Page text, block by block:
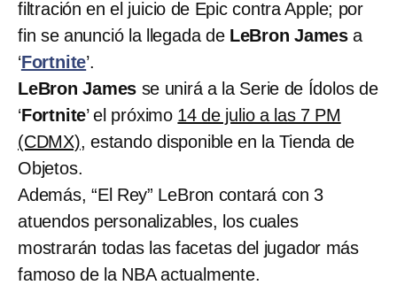
filtración en el juicio de Epic contra Apple; por
fin se anunció la llegada de LeBron James a
‘Fortnite’.
LeBron James se unirá a la Serie de Ídolos de
‘Fortnite’ el próximo 14 de julio a las 7 PM
(CDMX), estando disponible en la Tienda de
Objetos.
Además, “El Rey” LeBron contará con 3
atuendos personalizables, los cuales
mostrarán todas las facetas del jugador más
famoso de la NBA actualmente.